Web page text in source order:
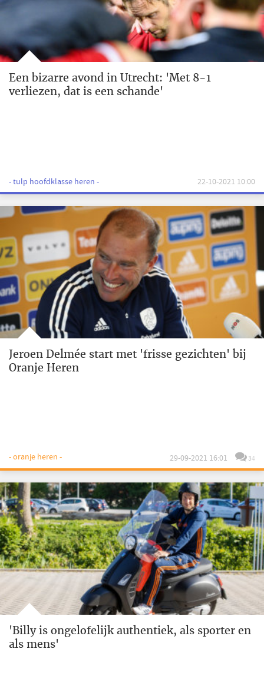
Een bizarre avond in Utrecht: 'Met 8-1
verliezen, dat is een schande'
- tulp hoofdklasse heren - 22-10-2021 10:00
Jeroen Delmée start met 'frisse gezichten' bij
Oranje Heren
- oranje heren - 29-09-2021 16:01 34
'Billy is ongelofelijk authentiek, als sporter en
als mens'